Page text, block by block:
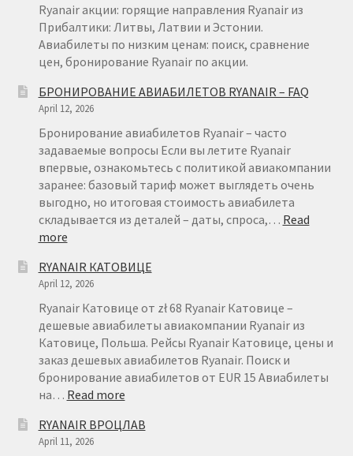
Ryanair акции: горящие направления Ryanair из
Прибалтики: Литвы, Латвии и Эстонии.
Авиабилеты по низким ценам: поиск, сравнение
цен, бронирование Ryanair по акции.
БРОНИРОВАНИЕ АВИАБИЛЕТОВ RYANAIR – FAQ
April 12, 2026
Бронирование авиабилетов Ryanair – часто
задаваемые вопросы Если вы летите Ryanair
впервые, ознакомьтесь с политикой авиакомпании
заранее: базовый тариф может выглядеть очень
выгодно, но итоговая стоимость авиабилета
складывается из деталей – даты, спроса,… Read
more:
АВИАБИЛЕТОВ
RYANAIR
–
FAQ
RYANAIR КАТОВИЦЕ
April 12, 2026
Ryanair Катовице от zł 68 Ryanair Катовице –
дешевые авиабилеты авиакомпании Ryanair из
Катовице, Польша. Рейсы Ryanair Катовице, цены и
заказ дешевых авиабилетов Ryanair. Поиск и
бронирование авиабилетов от EUR 15 Авиабилеты
на… Read more:
КАТОВИЦЕ
RYANAIR ВРОЦЛАВ
April 11, 2026